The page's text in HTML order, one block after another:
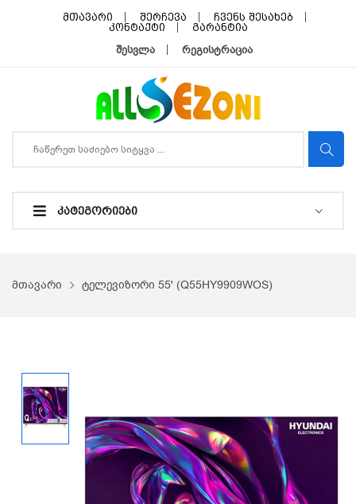
მთავარი შერჩევა
ჩვენს შესახებ
კონტაქტი
გარანტია
შესვლა რეგისტრაცია
ᲙᲐᲢᲔᲒᲝᲠᲘᲔᲑᲘ
მთავარი ტელევიზორი 55' (Q55HY9909WOS)